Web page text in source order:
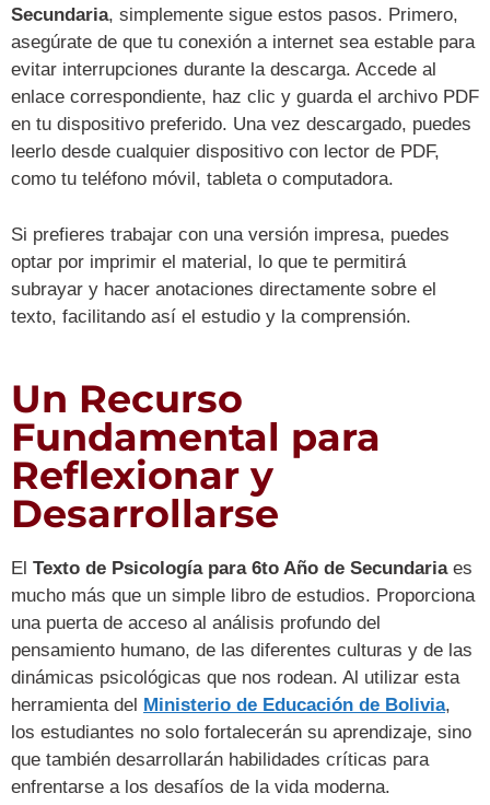
Secundaria, simplemente sigue estos pasos. Primero,
asegúrate de que tu conexión a internet sea estable para
evitar interrupciones durante la descarga. Accede al
enlace correspondiente, haz clic y guarda el archivo PDF
en tu dispositivo preferido. Una vez descargado, puedes
leerlo desde cualquier dispositivo con lector de PDF,
como tu teléfono móvil, tableta o computadora.
Si prefieres trabajar con una versión impresa, puedes
optar por imprimir el material, lo que te permitirá
subrayar y hacer anotaciones directamente sobre el
texto, facilitando así el estudio y la comprensión.
Un Recurso
Fundamental para
Reflexionar y
Desarrollarse
El Texto de Psicología para 6to Año de Secundaria es
mucho más que un simple libro de estudios. Proporciona
una puerta de acceso al análisis profundo del
pensamiento humano, de las diferentes culturas y de las
dinámicas psicológicas que nos rodean. Al utilizar esta
herramienta del
Ministerio de Educación de Bolivia,
los estudiantes no solo fortalecerán su aprendizaje, sino
que también desarrollarán habilidades críticas para
enfrentarse a los desafíos de la vida moderna.